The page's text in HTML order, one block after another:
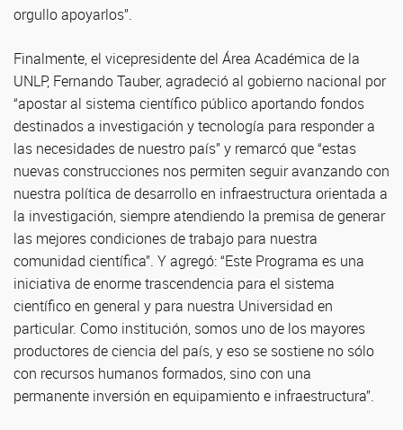
orgullo apoyarlos”.
Finalmente, el vicepresidente del Área Académica de la
UNLP, Fernando Tauber, agradeció al gobierno nacional por
“apostar al sistema científico público aportando fondos
destinados a investigación y tecnología para responder a
las necesidades de nuestro país” y remarcó que “estas
nuevas construcciones nos permiten seguir avanzando con
nuestra política de desarrollo en infraestructura orientada a
la investigación, siempre atendiendo la premisa de generar
las mejores condiciones de trabajo para nuestra
comunidad científica”. Y agregó: “Este Programa es una
iniciativa de enorme trascendencia para el sistema
científico en general y para nuestra Universidad en
particular. Como institución, somos uno de los mayores
productores de ciencia del país, y eso se sostiene no sólo
con recursos humanos formados, sino con una
permanente inversión en equipamiento e infraestructura”.